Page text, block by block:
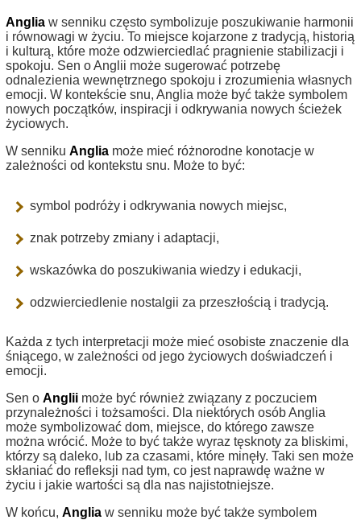
Anglia w senniku często symbolizuje poszukiwanie harmonii
i równowagi w życiu. To miejsce kojarzone z tradycją, historią
i kulturą, które może odzwierciedlać pragnienie stabilizacji i
spokoju. Sen o Anglii może sugerować potrzebę
odnalezienia wewnętrznego spokoju i zrozumienia własnych
emocji. W kontekście snu, Anglia może być także symbolem
nowych początków, inspiracji i odkrywania nowych ścieżek
życiowych.
W senniku Anglia może mieć różnorodne konotacje w
zależności od kontekstu snu. Może to być:
symbol podróży i odkrywania nowych miejsc,
znak potrzeby zmiany i adaptacji,
wskazówka do poszukiwania wiedzy i edukacji,
odzwierciedlenie nostalgii za przeszłością i tradycją.
Każda z tych interpretacji może mieć osobiste znaczenie dla
śniącego, w zależności od jego życiowych doświadczeń i
emocji.
Sen o Anglii może być również związany z poczuciem
przynależności i tożsamości. Dla niektórych osób Anglia
może symbolizować dom, miejsce, do którego zawsze
można wrócić. Może to być także wyraz tęsknoty za bliskimi,
którzy są daleko, lub za czasami, które minęły. Taki sen może
skłaniać do refleksji nad tym, co jest naprawdę ważne w
życiu i jakie wartości są dla nas najistotniejsze.
W końcu, Anglia w senniku może być także symbolem